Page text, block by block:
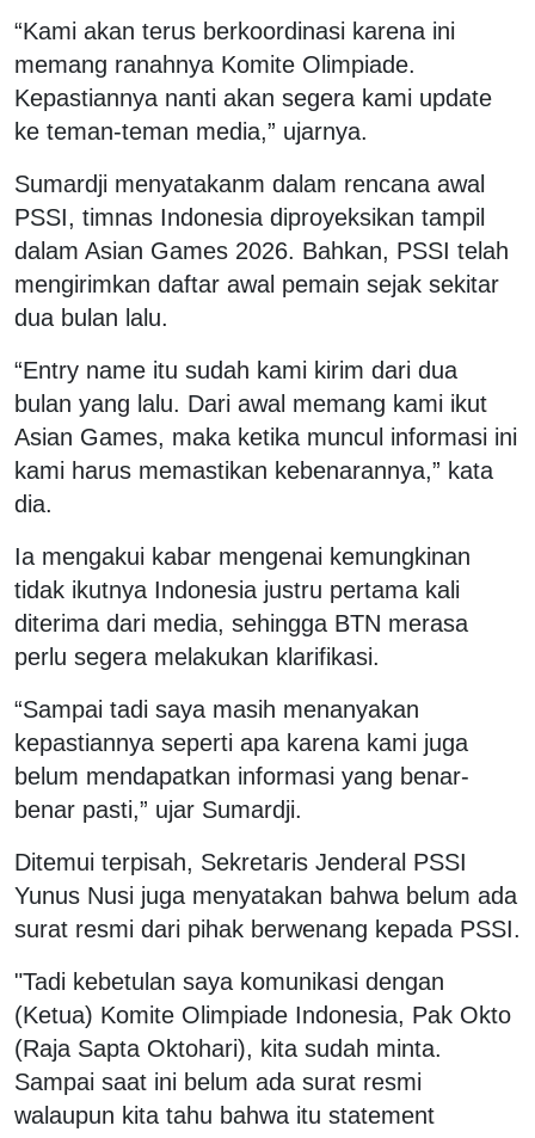
“Kami akan terus berkoordinasi karena ini
memang ranahnya Komite Olimpiade.
Kepastiannya nanti akan segera kami update
ke teman-teman media,” ujarnya.
Sumardji menyatakanm dalam rencana awal
PSSI, timnas Indonesia diproyeksikan tampil
dalam Asian Games 2026. Bahkan, PSSI telah
mengirimkan daftar awal pemain sejak sekitar
dua bulan lalu.
“Entry name itu sudah kami kirim dari dua
bulan yang lalu. Dari awal memang kami ikut
Asian Games, maka ketika muncul informasi ini
kami harus memastikan kebenarannya,” kata
dia.
Ia mengakui kabar mengenai kemungkinan
tidak ikutnya Indonesia justru pertama kali
diterima dari media, sehingga BTN merasa
perlu segera melakukan klarifikasi.
“Sampai tadi saya masih menanyakan
kepastiannya seperti apa karena kami juga
belum mendapatkan informasi yang benar-
benar pasti,” ujar Sumardji.
Ditemui terpisah, Sekretaris Jenderal PSSI
Yunus Nusi juga menyatakan bahwa belum ada
surat resmi dari pihak berwenang kepada PSSI.
"Tadi kebetulan saya komunikasi dengan
(Ketua) Komite Olimpiade Indonesia, Pak Okto
(Raja Sapta Oktohari), kita sudah minta.
Sampai saat ini belum ada surat resmi
walaupun kita tahu bahwa itu statement